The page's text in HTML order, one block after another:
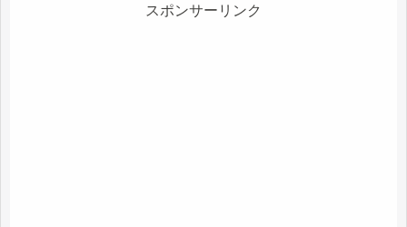
スポンサーリンク